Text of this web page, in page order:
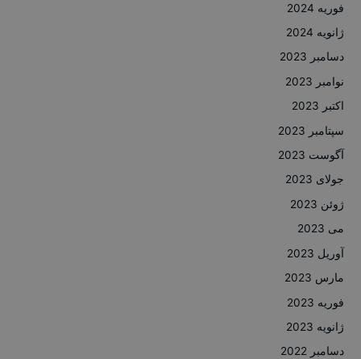
فوریه 2024
ژانویه 2024
دسامبر 2023
نوامبر 2023
اکتبر 2023
سپتامبر 2023
آگوست 2023
جولای 2023
ژوئن 2023
می 2023
آوریل 2023
مارس 2023
فوریه 2023
ژانویه 2023
دسامبر 2022